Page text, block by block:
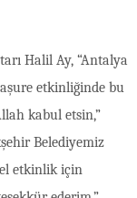
Halil Ay, “Antalya
etkinliğinde bu
kabul etsin,”
Belediyemiz
etkinlik için